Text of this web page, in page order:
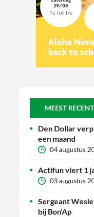
MEEST RECENT
Den Dollar
een maand
04 augustus
Actifun viert 1
03 augustus
Sergeant
bij Bon’Ap